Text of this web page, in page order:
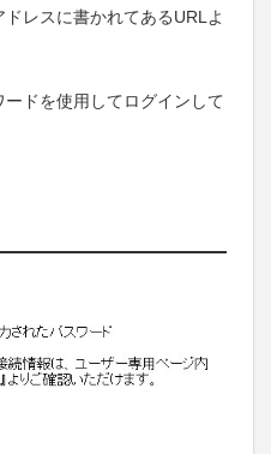
レスに書かれてあるURLよ
ドを使用してログインして